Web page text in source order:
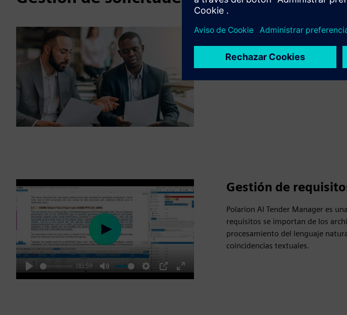
Gestión de
La capa de IA de Polarion puede
las solicitudes de presupuesto, lo
Play
00:59
Mute Settings
PIP
Enter
Play
Gestión de
Polarion AI Tender Manager es
requisitos se importan de los
procesamiento del lenguaje
coincidencias textuales.